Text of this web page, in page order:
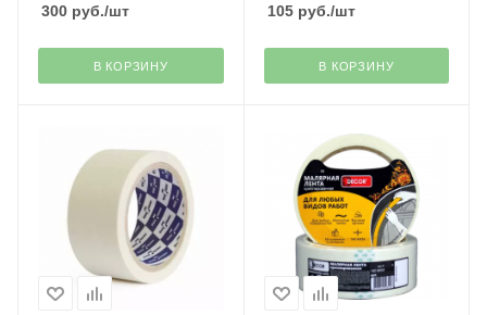
300 руб./шт
В КОРЗИНУ
105руб./шт
В КОРЗИНУ